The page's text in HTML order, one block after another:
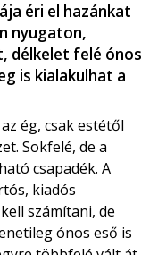
éri el hazánkat
nyugaton,
délkelet felé ónos
is kialakulhat a
ég, csak estétől
Sokfelé, de a
csapadék. A
kiadós
számítani, de
ónos eső is